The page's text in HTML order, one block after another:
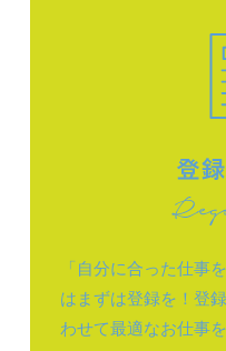
「自分に合った仕事
はまずは登録を！登
わせて最適なお仕事